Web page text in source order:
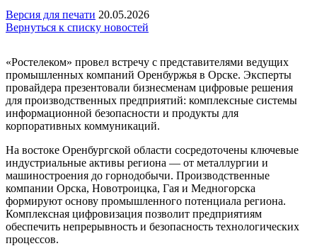
Версия для печати 20.05.2026
Вернуться к списку новостей
«Ростелеком» провел встречу с представителями ведущих
промышленных компаний Оренбуржья в Орске. Эксперты
провайдера презентовали бизнесменам цифровые решения
для производственных предприятий: комплексные системы
информационной безопасности и продукты для
корпоративных коммуникаций.
На востоке Оренбургской области сосредоточены ключевые
индустриальные активы региона — от металлургии и
машиностроения до горнодобычи. Производственные
компании Орска, Новотроицка, Гая и Медногорска
формируют основу промышленного потенциала региона.
Комплексная цифровизация позволит предприятиям
обеспечить непрерывность и безопасность технологических
процессов.